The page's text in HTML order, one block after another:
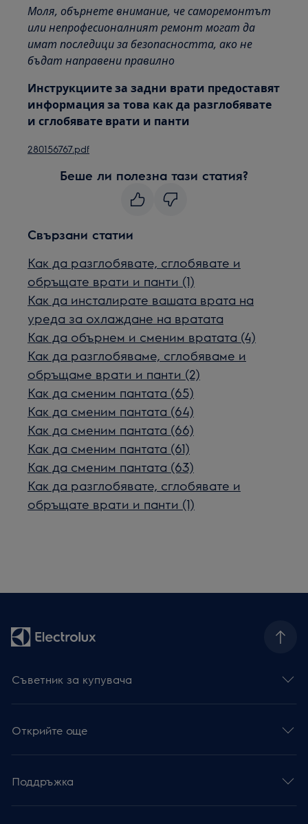
Моля, обърнете внимание, че саморемонтът
или непрофесионалният ремонт могат да
имат последици за безопасността, ако не
бъдат направени правилно
Инструкциите за задни врати предоставят
информация за това как да разглобявате
и сглобявате врати и панти
280156767.pdf
Беше ли полезна тази статия?
Свързани статии
Как да разглобявате, сглобявате и
обръщате врати и панти (1)
Как да инсталирате вашата врата на
уреда за охлаждане на вратата
Как да обърнем и сменим вратата (4)
Как да разглобяваме, сглобяваме и
обръщаме врати и панти (2)
Как да сменим пантата (65)
Как да сменим пантата (64)
Как да сменим пантата (66)
Как да сменим пантата (61)
Как да сменим пантата (63)
Как да разглобявате, сглобявате и
обръщате врати и панти (1)
Съветник за купувача
Открийте още
Поддръжка